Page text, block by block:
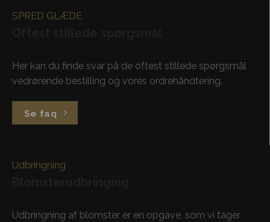
SPRED GLÆDE
Her kan du finde svar på de oftest stillede spørgsmål
vedrørende bestilling og vores ordrehåndtering.
Se faq
Udbringning
Udbringning af blomster er en opgave, som vi tager